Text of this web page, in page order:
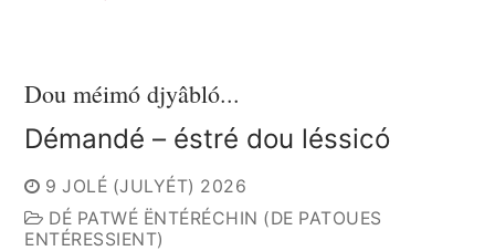
Dou méimó djyâbló...
Démandé – éstré dou léssicó
9 JOLÉ (JULYÉT) 2026
DÉ PATWÉ ËNTÉRÉCHIN (DE PATOUES
ENTÉRESSIENT)